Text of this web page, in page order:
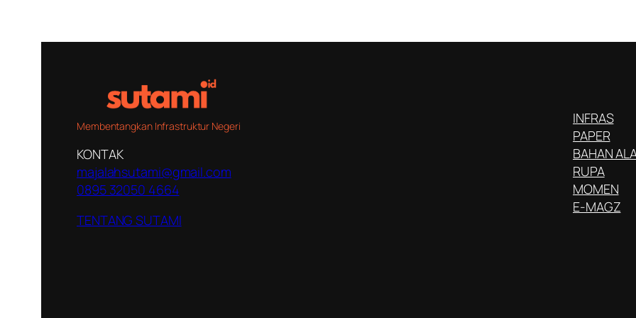
Membentangkan Infrastruktur Negeri
KONTAK
majalahsutami@gmail.com
0895 32050 4664
TENTANG SUTAMI
INFRAS
PAPER
BAHAN
RUPA
MOMEN
E-MAGZ